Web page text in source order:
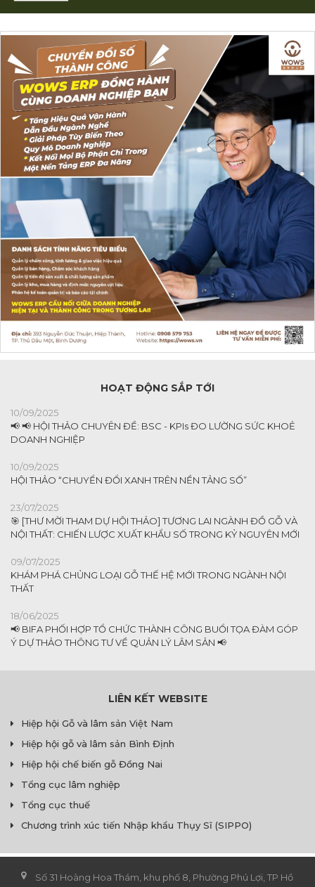
HOẠT ĐỘNG SẮP TỚI
10/09/2025
📢 📢 HỘI THẢO CHUYÊN ĐỀ: BSC - KPIs ĐO LƯỜNG SỨC KHOẺ
DOANH NGHIỆP
10/09/2025
HỘI THẢO “CHUYỂN ĐỔI XANH TRÊN NỀN TẢNG SỐ”
23/07/2025
🎯 [THƯ MỜI THAM DỰ HỘI THẢO] TƯƠNG LAI NGÀNH ĐỒ GỖ VÀ
NỘI THẤT: CHIẾN LƯỢC XUẤT KHẨU SỐ TRONG KỶ NGUYÊN MỚI
09/07/2025
KHÁM PHÁ CHỦNG LOẠI GỖ THẾ HỆ MỚI TRONG NGÀNH NỘI
THẤT
18/06/2025
📢 BIFA PHỐI HỢP TỔ CHỨC THÀNH CÔNG BUỔI TỌA ĐÀM GÓP
Ý DỰ THẢO THÔNG TƯ VỀ QUẢN LÝ LÂM SẢN 📢
LIÊN KẾT WEBSITE
Hiệp hội Gỗ và lâm sản Việt Nam
Hiệp hội gỗ và lâm sản Bình Định
Hiệp hội chế biến gỗ Đồng Nai
Tổng cục lâm nghiệp
Tổng cục thuế
Chương trình xúc tiến Nhập khẩu Thụy Sĩ (SIPPO)
Số 31 Hoàng Hoa Thám, khu phố 8, Phường Phú Lợi, TP Hồ